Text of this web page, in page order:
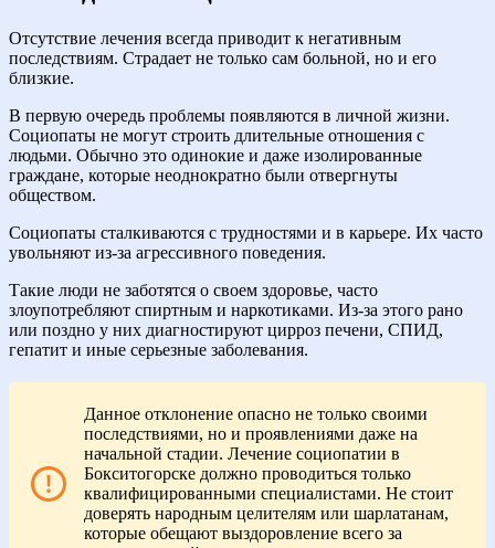
Отсутствие лечения всегда приводит к негативным
последствиям. Страдает не только сам больной, но и его
близкие.
В первую очередь проблемы появляются в личной жизни.
Социопаты не могут строить длительные отношения с
людьми. Обычно это одинокие и даже изолированные
граждане, которые неоднократно были отвергнуты
обществом.
Социопаты сталкиваются с трудностями и в карьере. Их часто
увольняют из-за агрессивного поведения.
Такие люди не заботятся о своем здоровье, часто
злоупотребляют спиртным и наркотиками. Из-за этого рано
или поздно у них диагностируют цирроз печени, СПИД,
гепатит и иные серьезные заболевания.
Данное отклонение опасно не только своими
последствиями, но и проявлениями даже на
начальной стадии. Лечение социопатии в
Бокситогорске должно проводиться только
квалифицированными специалистами. Не стоит
доверять народным целителям или шарлатанам,
которые обещают выздоровление всего за